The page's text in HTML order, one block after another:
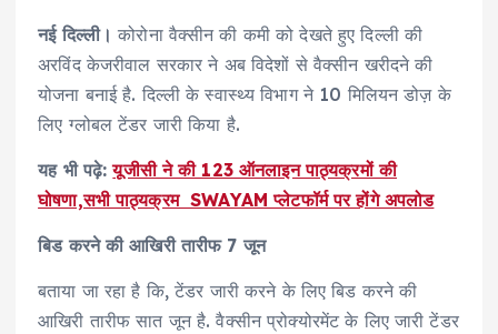
नई दिल्ली।कोरोना वैक्सीन की कमी को देखते हुए दिल्ली की
अरविंद केजरीवाल सरकार ने अब विदेशों से वैक्सीन खरीदने की
योजना बनाई है. दिल्ली के स्वास्थ्य विभाग ने 10 मिलियन डोज़ के
लिए ग्लोबल टेंडर जारी किया है.
यह भी पढ़े:यूजीसी ने की 123 ऑनलाइन पाठ्यक्रमों की
घोषणा,सभी पाठ्यक्रम SWAYAM प्लेटफॉर्म पर होंगे अपलोड
बिड करने की आखिरी तारीफ 7 जून
बताया जा रहा है कि, टेंडर जारी करने के लिए बिड करने की
आखिरी तारीफ सात जून है. वैक्सीन प्रोक्योरमेंट के लिए जारी टेंडर